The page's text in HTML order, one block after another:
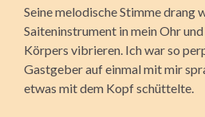
Seine melodische Stimme drang
Saiteninstrument in mein Ohr
Körpers vibrieren. Ich war so
Gastgeber auf einmal mit mir
etwas mit dem Kopf schüttelte.